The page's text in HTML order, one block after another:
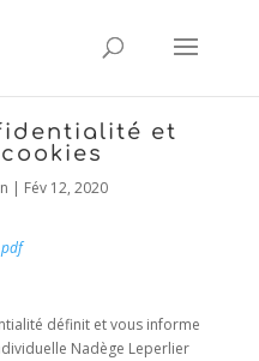
et
| Fév 12, 2020
définit et vous informe
Nadège Leperlier